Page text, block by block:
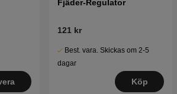
Fjäder-Regulator
121 kr
Best. vara. Skickas om 2-5
dagar
Köp